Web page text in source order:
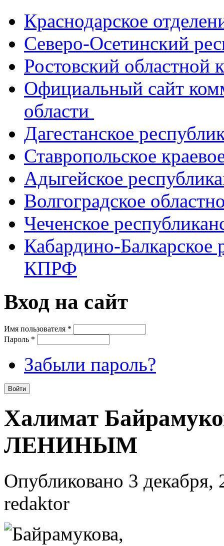
Краснодарское
Северо-Осетинский
Ростовский
Официальный сайт
области
Дагестанское
Ставропольское
Адыгейское
Волгоградское
Чеченское
Кабардино-Балкарское
КПРФ
Вход на сайт
Имя пользователя *
Пароль *
Забыли пароль?
Халимат
ЛЕНИНЫМ
Опубликовано 3 декабря,
redaktor